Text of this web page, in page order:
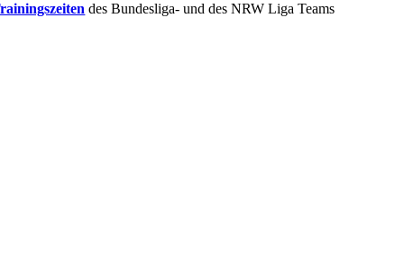
des Bundesliga- und des NRW Liga Teams